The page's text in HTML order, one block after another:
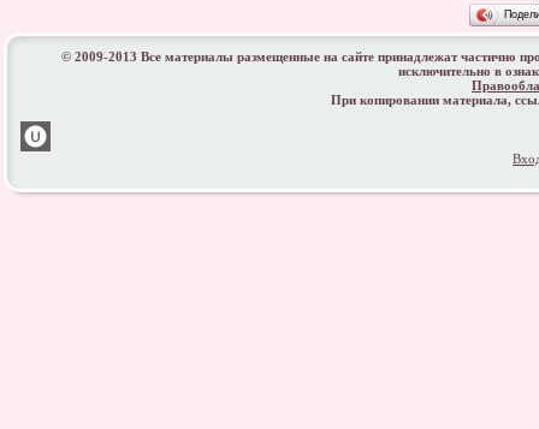
© 2009-2013 Все материалы размещенные на сайте принадлежат частично
исключительно в
При копировании материала,